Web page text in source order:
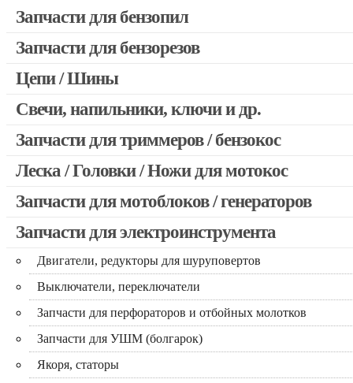
Запчасти для бензопил
Запчасти для бензопил Stihl
Запчасти для бензопил Husqvarna, Partner
Запчасти для бензопил Oleo-mac, Echo и др.
Запчасти для бензорезов
Цепи / Шины
Свечи, напильники, ключи и др.
Запчасти для триммеров / бензокос
Запчасти для Китайских триммеров
Запчасти для мотокос Stihl / Husqvarna / Oleo-mac / Echo и
Леска / Головки / Ножи для мотокос
Запчасти для мотоблоков / генераторов
Запчасти для электроинструмента
Двигатели, редукторы для шуруповертов
Выключатели, переключатели
Запчасти для перфораторов и отбойных молотков
Запчасти для УШМ (болгарок)
Якоря, статоры